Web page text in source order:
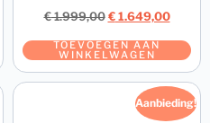
€1.999,00 €1.649,00
TOEVOEGEN AAN
WINKELWAGEN
Aanbieding!